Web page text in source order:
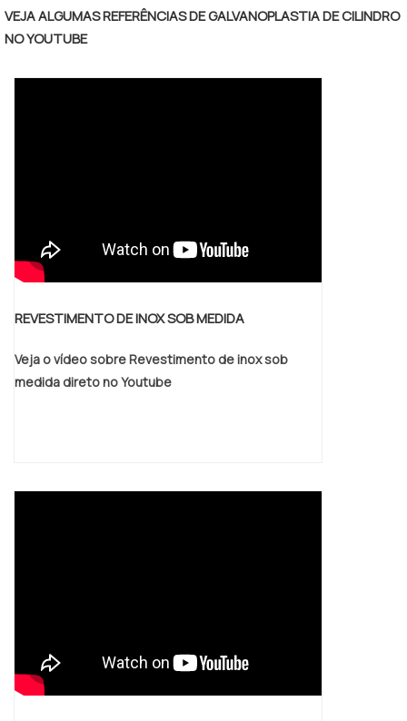
maior ou menor porte que, no campo
prático, as funções que precisam ser
se dividem entre facilidade no manuseio de
VEJA ALGUMAS REFERÊNCIAS DE GALVANOPLASTIA DE CILINDRO
NO YOUTUBE
REVESTIMENTO DE INOX SOB MEDIDA
Veja o vídeo sobre Revestimento de inox sob
medida direto no Youtube